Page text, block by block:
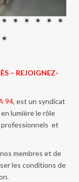
– REJOIGNEZ-
94, est un syndicat
lumière le rôle
professionnels et
membres et de
les conditions de